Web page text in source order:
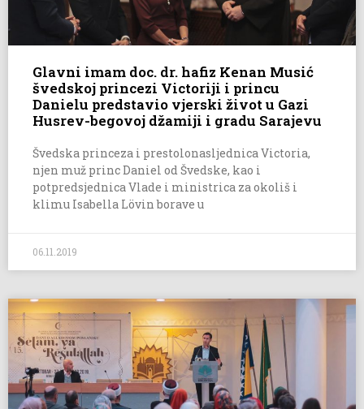
Glavni imam doc. dr. hafiz Kenan Musić
švedskoj princezi Victoriji i princu
Danielu predstavio vjerski život u Gazi
Husrev-begovoj džamiji i gradu Sarajevu
Švedska princeza i prestolonasljednica Victoria,
njen muž princ Daniel od Švedske, kao i
potpredsjednica Vlade i ministrica za okoliš i
klimu Isabella Lövin borave u
06.11.2019